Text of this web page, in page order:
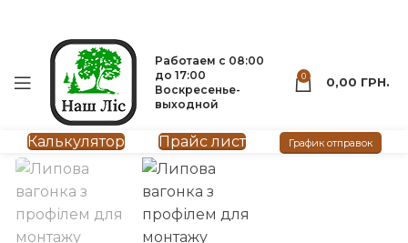
Работаем с 08:00
до 17:00
Воскресенье-
выходной
0 0,00 ГРН.
Калькулятор Прайс лист График отправок
SOLD OUT
нажмите, чтобы увеличить